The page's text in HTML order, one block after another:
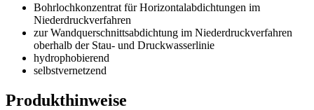
Bohrlochkonzentrat für Horizontalabdichtungen im
Niederdruckverfahren
zur Wandquerschnittsabdichtung im Niederdruckverfahren
oberhalb der Stau- und Druckwasserlinie
hydrophobierend
selbstvernetzend
Produkthinweise